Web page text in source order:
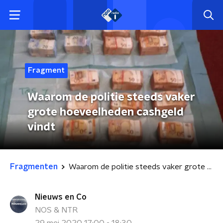
Fragment
Waarom de politie steeds vaker
grote hoeveelheden cashgeld
vindt
Fragmenten Waarom de politie steeds vaker grote hoeveelheden cashgeld vindt
Nieuws en Co
NOS & NTR